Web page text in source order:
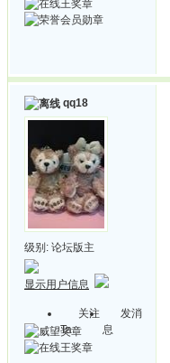
qq18
级别: 论坛版主
显示用户信息
关注
Ta
发消
息